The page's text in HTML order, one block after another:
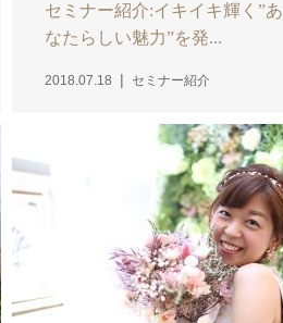
セミナー紹介:イキイキ輝く”あ
なたらしい魅力”を発...
2018.07.18 セミナー紹介